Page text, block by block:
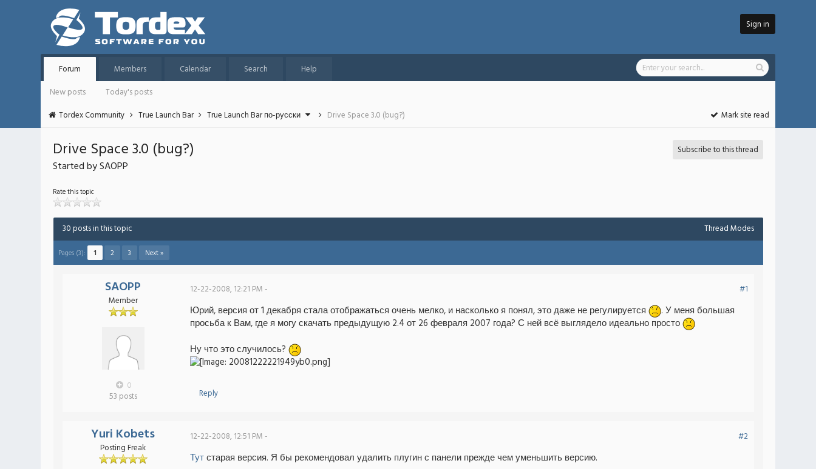
Sign in
Forum Members Calendar Search
Help
New posts
Today's posts
Tordex Community
True Launch Bar True Launch Bar по-русски Drive Space 3.0 (bug?) Mark site read
Drive Space 3.0 (bug?)
Started by SAOPP
Subscribe to this thread
Rate this topic
30 posts in this topic Thread Modes
Pages (3): 1 2 3 Next »
SAOPP
Member
0
53 posts
12-22-2008, 12:21 PM - #1
Юрий, версия от 1 декабря стала отображаться очень мелко, и насколько я понял, это даже не регулируется
. У меня большая
просьба к Вам, где я могу скачать предыдущую 2.4 от 26 февраля 2007 года? С ней всё выглядело идеально просто
Ну что это случилось?
Reply
Yuri Kobets
Posting Freak
12-22-2008, 12:51 PM - #2
Тутстарая версия. Я бы рекомендовал удалить плугин с панели прежде чем уменьшить версию.